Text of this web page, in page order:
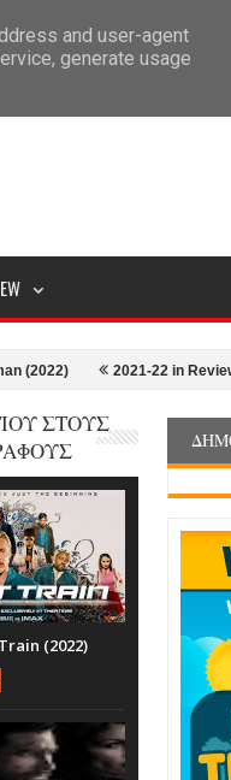
2021-22 in Review: Οι
ΣΤΟΥΣ
(2022)
and user-agent
generate usage